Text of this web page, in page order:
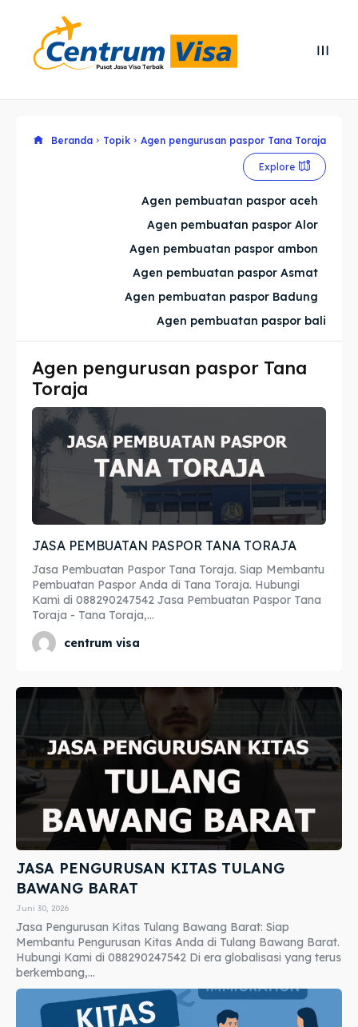
Cari
Cari
Explore our destinations
Imta
Legalisir
Apostille
Penerjemah
Asuransi
Blog
Explore our destinations
Imta
Legalisir
Apostille
Penerjemah
Asuransi
Blog
Beranda Topik Agen pengurusan paspor Tana Toraja
Explore
Agen pembuatan paspor aceh
Agen pembuatan paspor Alor
Agen pembuatan paspor ambon
Agen pembuatan paspor Asmat
Agen pembuatan paspor Badung
Agen pembuatan paspor bali
Agen pengurusan paspor Tana
Toraja
JASA PEMBUATAN PASPOR TANA TORAJA
Jasa Pembuatan Paspor Tana Toraja. Siap Membantu
Pembuatan Paspor Anda di Tana Toraja. Hubungi
Kami di 088290247542 Jasa Pembuatan Paspor Tana
Toraja - Tana Toraja,...
centrum visa
JASA PENGURUSAN KITAS TULANG
BAWANG BARAT
Juni 30, 2026
Jasa Pengurusan Kitas Tulang Bawang Barat: Siap
Membantu Pengurusan Kitas Anda di Tulang Bawang Barat.
Hubungi Kami di 088290247542 Di era globalisasi yang terus
berkembang,...